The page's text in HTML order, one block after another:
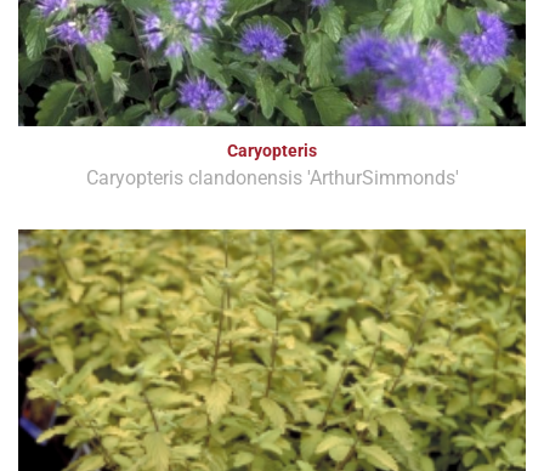
Caryopteris
Caryopteris clandonensis 'ArthurSimmonds'